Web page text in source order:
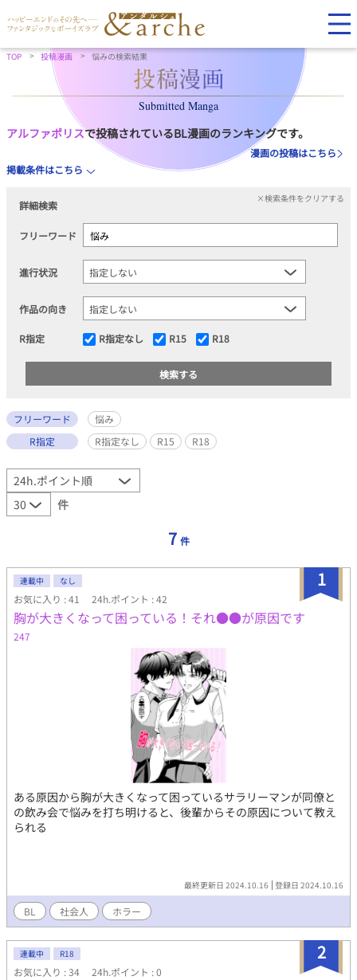
TOP 投稿漫画 悩みの検索結果
Submitted Manga
アルファポリスで投稿されているBL漫画のランキングです。
漫画の投稿はこちら
掲載条件はこちら
詳細検索
×検索条件をクリアする
フリーワード
進行状況
作品の向き
R指定 R指定なし R15 R18
フリーワード
悩み
R指定
R指定なし R15 R18
件
7 件
1
連載中 なし
お気に入り : 41 24h.ポイント : 42
胸が大きくなって困っている！それ●●が原因です
247
ある原因から胸が大きくなって困っているサラリーマンが同僚と
の飲み会で悩みを打ち明けると、後輩からその原因について教え
られる
最終更新日 2024.10.16 登録日 2024.10.16
BL 社会人 ホラー
2
連載中 R18
お気に入り : 34 24h.ポイント : 0